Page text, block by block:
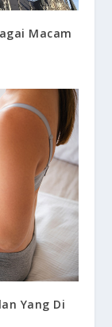
Macam
Yang Di